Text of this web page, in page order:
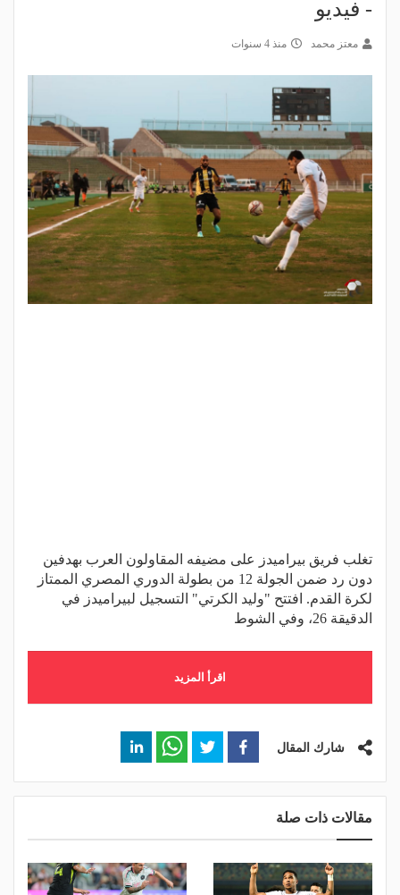
- فيديو
معتز محمد منذ 4 سنوات
تغلب فريق بيراميدز على مضيفه المقاولون العرب بهدفين
دون رد ضمن الجولة 12 من بطولة الدوري المصري الممتاز
لكرة القدم. افتتح "وليد الكرتي" التسجيل لبيراميدز في
الدقيقة 26، وفي الشوط
اقرأ المزيد
شارك المقال
مقالات ذات صلة